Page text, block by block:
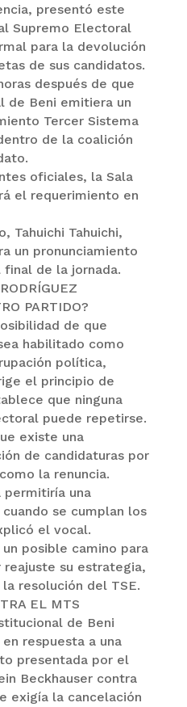
presentó este
Supremo Electoral
para la devolución
de sus candidatos.
después de que
de Beni emitiera un
Tercer Sistema
de la coalición
oficiales, la Sala
el requerimiento en
Tahuichi Tahuichi,
un pronunciamiento
de la jornada.
PARTIDO?
de que
habilitado como
política,
el principio de
que ninguna
puede repetirse.
existe una
de candidaturas por
la renuncia.
permitiría una
se cumplan los
el vocal.
posible camino para
reajuste su estrategia,
resolución del TSE.
EL MTS
de Beni
respuesta a una
presentada por el
Beckhauser contra
exigía la cancelación